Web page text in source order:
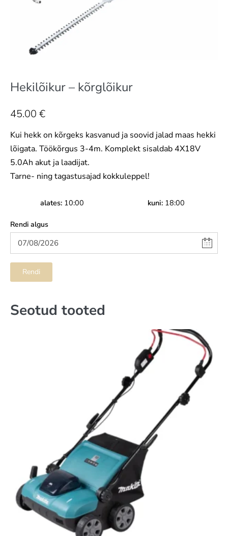
Hekilõikur – kõrglõikur
45.00 €
Kui hekk on kõrgeks kasvanud ja soovid jalad maas hekki
lõigata. Töökõrgus 3-4m. Komplekt sisaldab 4X18V
5.0Ah akut ja laadijat.
Tarne- ning tagastusajad kokkuleppel!
alates 10:00 kuni 18:00
Rendi algus
Rendi
Seotud tooted